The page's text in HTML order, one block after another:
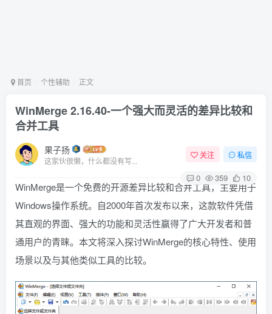
首页 个性辅助 正文
WinMerge 2.16.40-一个强大而灵活的差异比较和
合并工具
果子扬
这家伙很懒，什么都没有写...
关注 私信
0 359 10
WinMerge是一个免费的开源差异比较和合并工具，主要用于
Windows操作系统。自2000年首次发布以来，这款软件凭借
其直观的界面、强大的功能和灵活性赢得了广大开发者和普
通用户的青睐。本文将深入探讨WinMerge的核心特性、使用
场景以及与其他类似工具的比较。